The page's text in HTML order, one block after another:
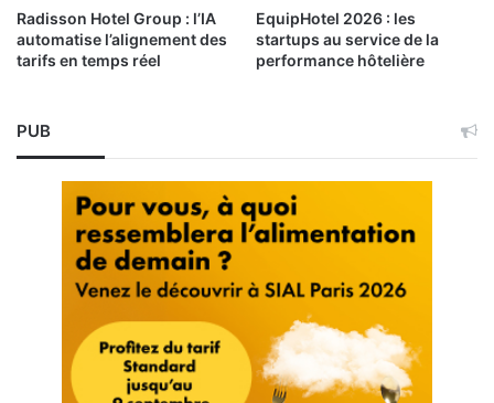
Radisson Hotel Group : l’IA
automatise l’alignement des
tarifs en temps réel
EquipHotel 2026 : les
startups au service de la
performance hôtelière
PUB